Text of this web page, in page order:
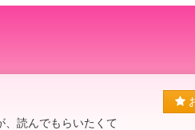
、読んでもらいたくて